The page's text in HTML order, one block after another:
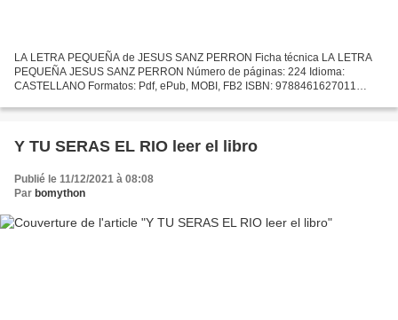
LA LETRA PEQUEÑA de JESUS SANZ PERRON Ficha técnica LA LETRA
PEQUEÑA JESUS SANZ PERRON Número de páginas: 224 Idioma:
CASTELLANO Formatos: Pdf, ePub, MOBI, FB2 ISBN: 9788461627011
Descargar...
Y TU SERAS EL RIO leer el libro
Publié le 11/12/2021 à 08:08
Par bomython